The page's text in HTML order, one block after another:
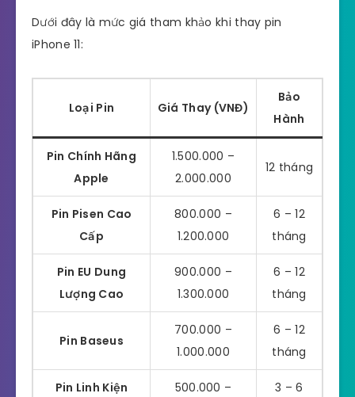
Dưới đây là mức giá tham khảo khi thay pin
iPhone 11:
Loại Pin Giá Thay (VNĐ)
Bảo
Hành
Pin Chính Hãng
Apple
1.500.000 –
2.000.000
12 tháng
Pin Pisen Cao
Cấp
800.000 –
1.200.000
6 – 12
tháng
Pin EU Dung
Lượng Cao
900.000 –
1.300.000
6 – 12
tháng
Pin Baseus
700.000 –
1.000.000
6 – 12
tháng
Pin Linh Kiện
500.000 –
3 – 6